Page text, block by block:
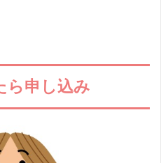
ら申し込み